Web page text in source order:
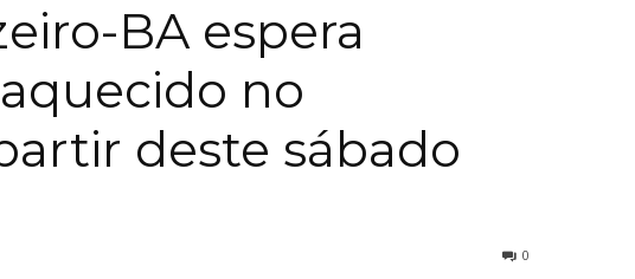
BA espera
no
deste sábado
0